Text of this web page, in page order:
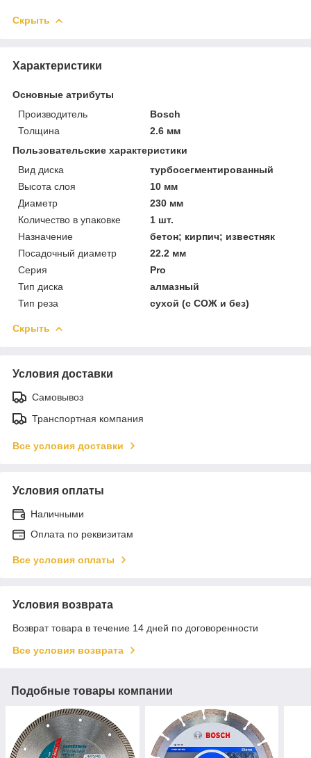
Скрыть
Характеристики
Основные атрибуты
Производитель
Bosch
Толщина
2.6 мм
Пользовательские характеристики
Вид диска
турбосегментированный
Высота слоя
10 мм
Диаметр
230 мм
Количество в упаковке
1 шт.
Назначение
бетон; кирпич; известняк
Посадочный диаметр
22.2 мм
Серия
Pro
Тип диска
алмазный
Тип реза
сухой (с СОЖ и без)
Скрыть
Условия доставки
Самовывоз
Транспортная компания
Все условия доставки
Условия оплаты
Наличными
Оплата по реквизитам
Все условия оплаты
Условия возврата
Возврат товара в течение 14 дней по договоренности
Все условия возврата
Подобные товары компании